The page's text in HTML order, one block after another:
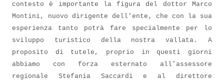
contesto è importante la figura del dottor Marco
Montini, nuovo dirigente dell’ente, che con la sua
esperienza tanto potrà fare specialmente per lo
sviluppo turistico della nostra vallata. A
proposito di tutele, proprio in questi giorni
abbiamo con forza esternato all’assessore
regionale Stefania Saccardi e al direttore